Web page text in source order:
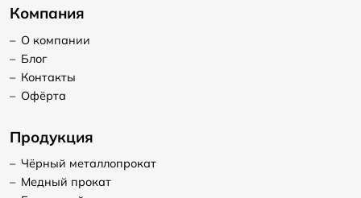
Компания
– О компании
– Блог
– Контакты
– Офёрта
Продукция
– Чёрный металлопрокат
– Медный прокат